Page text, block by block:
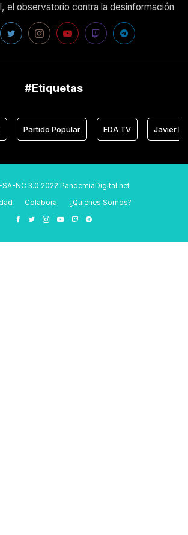
el observatorio contra la desinformación
#Etiquetas
Popular EDA TV Javier Negre
SA-NC 3.0 2022 PandemiaDigital.net
Colabora ¿Quienes Somos?